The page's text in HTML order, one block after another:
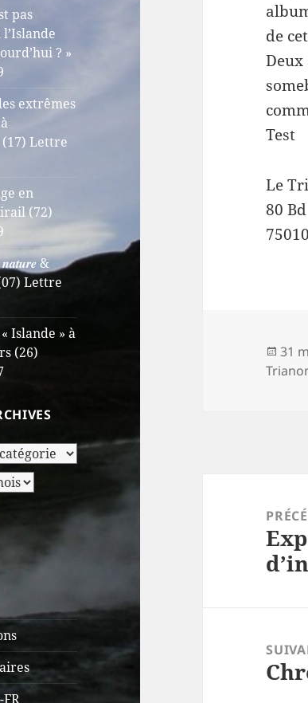
pas
? »
extrêmes
Lettre
en
(72)
&
Lettre
Islande » à
(26)
de
Deux
Test
Le
80
le
31